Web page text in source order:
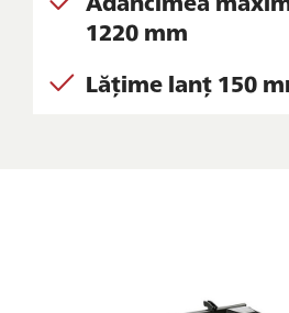
1220 mm
Lățime lanț 150